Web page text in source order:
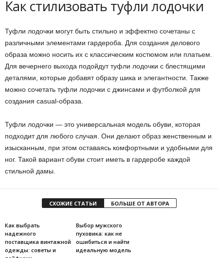
Как стилизовать туфли лодочки
Туфли лодочки могут быть стильно и эффектно сочетаны с
различными элементами гардероба. Для создания делового
образа можно носить их с классическим костюмом или платьем.
Для вечернего выхода подойдут туфли лодочки с блестящими
деталями, которые добавят образу шика и элегантности. Также
можно сочетать туфли лодочки с джинсами и футболкой для
создания casual-образа.
Туфли лодочки — это универсальная модель обуви, которая
подходит для любого случая. Они делают образ женственным и
изысканным, при этом оставаясь комфортными и удобными для
ног. Такой вариант обуви стоит иметь в гардеробе каждой
стильной дамы.
СХОЖИЕ СТАТЬИ БОЛЬШЕ ОТ АВТОРА
Как выбрать
надежного
поставщика винтажной
одежды: советы и
Выбор мужского
пуховика: как не
ошибиться и найти
идеальную модель